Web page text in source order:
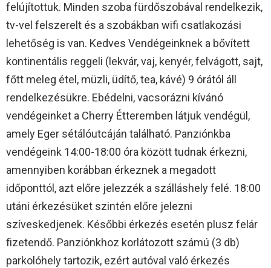
felújítottuk. Minden szoba fürdőszobával rendelkezik,
tv-vel felszerelt és a szobákban wifi csatlakozási
lehetőség is van. Kedves Vendégeinknek a bővített
kontinentális reggeli (lekvár, vaj, kenyér, felvágott, sajt,
főtt meleg étel, müzli, üdítő, tea, kávé) 9 órától áll
rendelkezésükre. Ebédelni, vacsorázni kívánó
vendégeinket a Cherry Étteremben látjuk vendégül,
amely Eger sétálóutcáján található. Panziónkba
vendégeink 14:00-18:00 óra között tudnak érkezni,
amennyiben korábban érkeznek a megadott
időponttól, azt előre jelezzék a szálláshely felé. 18:00
utáni érkezésüket szintén előre jelezni
szíveskedjenek. Későbbi érkezés esetén plusz felár
fizetendő. Panziónkhoz korlátozott számú (3 db)
parkolóhely tartozik, ezért autóval való érkezés